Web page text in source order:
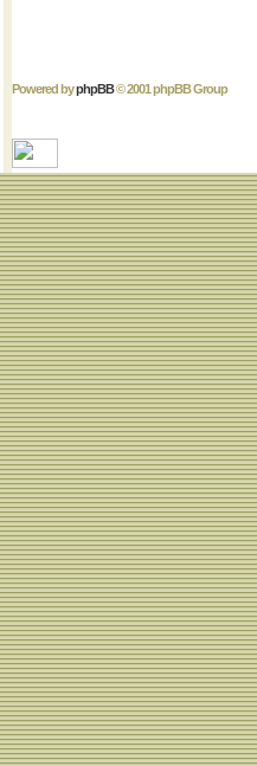
Powered byphpBB© 2001 phpBB Group